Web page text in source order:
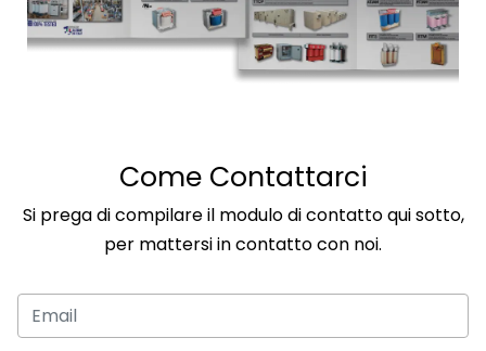
Come Contattarci
Si prega di compilare il modulo di contatto qui sotto,
per mattersi in contatto con noi.